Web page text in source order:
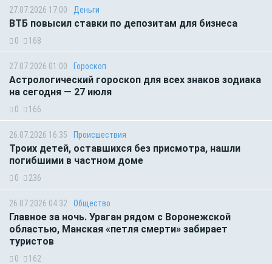
27.07.2026 17:00 Деньги
ВТБ повысил ставки по депозитам для бизнеса
0 168
27.07.2026 01:00 Гороскоп
Астрологический гороскоп для всех знаков зодиака
на сегодня — 27 июля
0 166
26.07.2026 16:35 Происшествия
Троих детей, оставшихся без присмотра, нашли
погибшими в частном доме
0 236
26.07.2026 04:32 Общество
Главное за ночь. Ураган рядом с Воронежской
областью, Манская «петля смерти» забирает
туристов
0 162